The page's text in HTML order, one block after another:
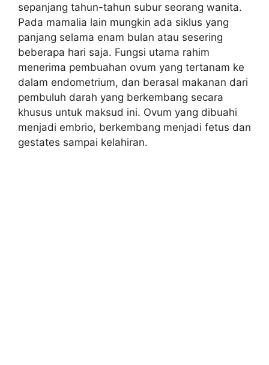
sepanjang tahun-tahun subur seorang wanita.
Pada mamalia lain mungkin ada siklus yang
panjang selama enam bulan atau sesering
beberapa hari saja. Fungsi utama rahim
menerima pembuahan ovum yang tertanam ke
dalam endometrium, dan berasal makanan dari
pembuluh darah yang berkembang secara
khusus untuk maksud ini. Ovum yang dibuahi
menjadi embrio, berkembang menjadi fetus dan
gestates sampai kelahiran.